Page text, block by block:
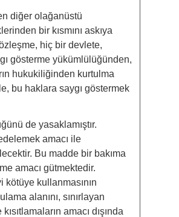
diğer olağanüstü
bir kısmını askıya
hiç bir devlete,
gösterme yükümlülüğünden,
hukukiliğinden kurtulma
bu haklara saygı göstermek
de yasaklamıştır.
amacı ile
Bu madde bir bakıma
amacı gütmektedir.
kullanmasının
alanını, sınırlayan
amacı dışında